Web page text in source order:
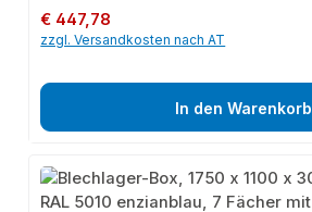
Regulärer Preis:
€ 447,78
zzgl. Versandkosten nach AT
In den Warenkorb